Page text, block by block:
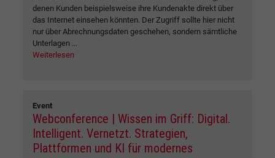
denen Kunden beispielsweise ihre Kundenakte direkt über
das Internet einsehen könnten. Der Zugriff sollte hier nicht
nur über Abrechnungsdaten geschehen, sondern sämtliche
Unterlagen ...
Weiterlesen
Event
Webconference | Wissen im Griff: Digital.
Intelligent. Vernetzt. Strategien,
Plattformen und KI für modernes